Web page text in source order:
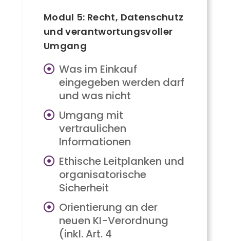
Modul 5: Recht, Datenschutz
und verantwortungsvoller
Umgang
Was im Einkauf
eingegeben werden darf
und was nicht
Umgang mit
vertraulichen
Informationen
Ethische Leitplanken und
organisatorische
Sicherheit
Orientierung an der
neuen KI-Verordnung
(inkl. Art. 4